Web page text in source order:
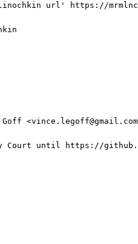
url' https://
Court until https://